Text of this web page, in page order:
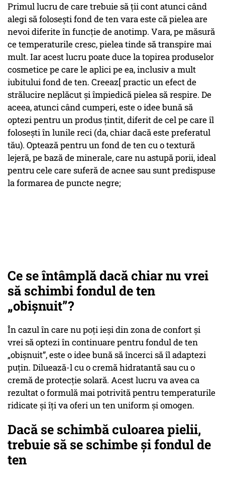
Primul lucru de care trebuie să ții cont atunci când
alegi să folosești fond de ten vara este că pielea are
nevoi diferite în funcție de anotimp. Vara, pe măsură
ce temperaturile cresc, pielea tinde să transpire mai
mult. Iar acest lucru poate duce la topirea produselor
cosmetice pe care le aplici pe ea, inclusiv a mult
iubitului fond de ten. Creeaz[ practic un efect de
strălucire neplăcut și împiedică pielea să respire. De
aceea, atunci când cumperi, este o idee bună să
optezi pentru un produs țintit, diferit de cel pe care îl
folosești în lunile reci (da, chiar dacă este preferatul
tău). Optează pentru un fond de ten cu o textură
lejeră, pe bază de minerale, care nu astupă porii, ideal
pentru cele care suferă de acnee sau sunt predispuse
la formarea de puncte negre;
Ce se întâmplă dacă chiar nu vrei
să schimbi fondul de ten
„obișnuit”?
În cazul în care nu poți ieși din zona de confort și
vrei să optezi în continuare pentru fondul de ten
„obișnuit”, este o idee bună să încerci să îl adaptezi
puțin. Diluează-l cu o cremă hidratantă sau cu o
cremă de protecție solară. Acest lucru va avea ca
rezultat o formulă mai potrivită pentru temperaturile
ridicate și îți va oferi un ten uniform și omogen.
Dacă se schimbă culoarea pielii,
trebuie să se schimbe și fondul de
ten